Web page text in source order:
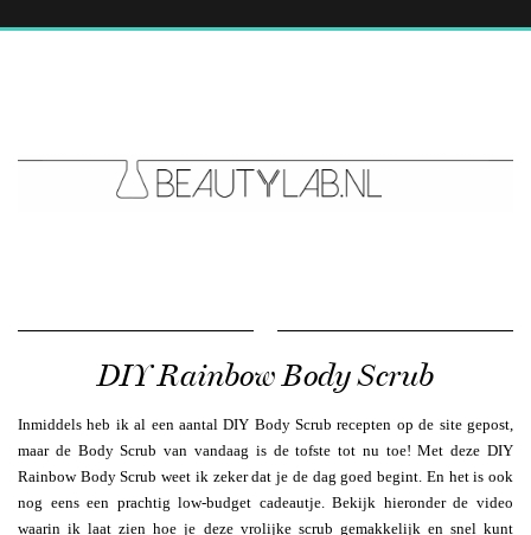
DIY Rainbow Body Scrub
Inmiddels heb ik al een aantal DIY Body Scrub recepten op de site gepost,
maar de Body Scrub van vandaag is de tofste tot nu toe! Met deze DIY
Rainbow Body Scrub weet ik zeker dat je de dag goed begint. En het is ook
nog eens een prachtig low-budget cadeautje. Bekijk hieronder de video
waarin ik laat zien hoe je deze vrolijke scrub gemakkelijk en snel kunt